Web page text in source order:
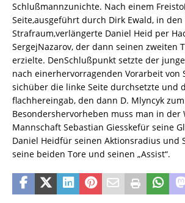
Schlußmannzunichte. Nach einem
Seite,ausgeführt durch Dirk Ewald, in den
Strafraum,verlängerte Daniel Heid per
SergejNazarov, der dann seinen zweiten
erzielte. DenSchlußpunkt setzte der
nach einerhervorragenden Vorarbeit von
sichüber die linke Seite durchsetzte und
flachhereingab, den dann D. Mlyncyk
Besondershervorheben muss man in der
Mannschaft Sebastian Giesskefür seine
Daniel Heidfür seinen Aktionsradius und
seine beiden Tore und seinen „Assist“.